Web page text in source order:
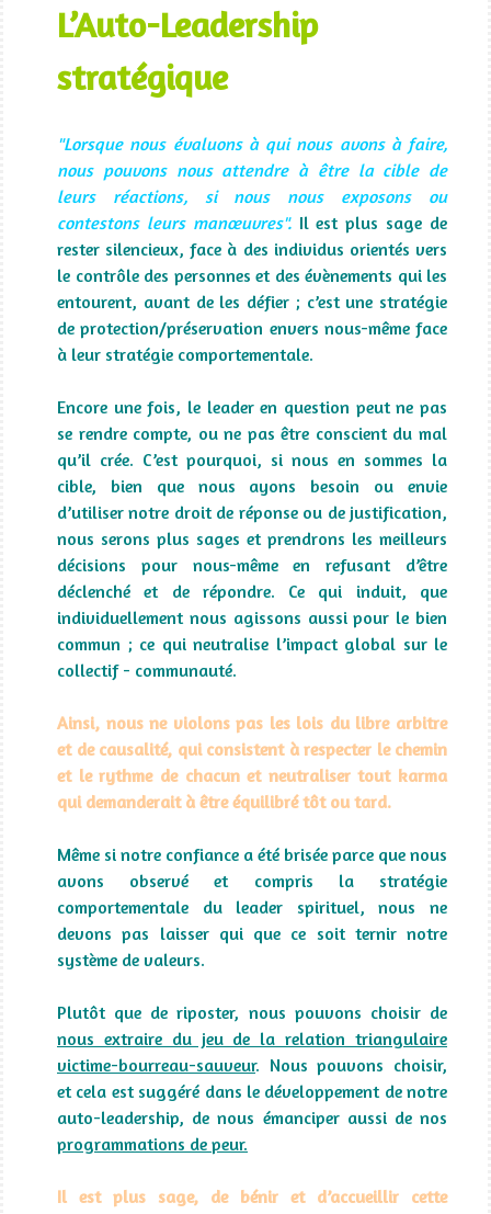
L’Auto-Leadership
stratégique
"Lorsque nous évaluons à qui nous avons à faire,
nous pouvons nous attendre à être la cible de
leurs réactions, si nous nous exposons ou
contestons leurs manœuvres".Il est plus sage de
rester silencieux, face à des individus orientés vers
le contrôle des personnes et des évènements qui les
entourent, avant de les défier ; c’est une stratégie
de protection/préservation envers nous-même face
à leur stratégie comportementale.
Encore une fois, le leader en question peut ne pas
se rendre compte, ou ne pas être conscient du mal
qu’il crée. C’est pourquoi, si nous en sommes la
cible, bien que nous ayons besoin ou envie
d’utiliser notre droit de réponse ou de justification,
nous serons plus sages et prendrons les meilleurs
décisions pour nous-même en refusant d’être
déclenché et de répondre. Ce qui induit, que
individuellement nous agissons aussi pour le bien
commun ; ce qui neutralise l’impact global sur le
collectif - communauté.
Ainsi, nous ne violons pas les lois du libre arbitre
et de causalité, qui consistent à respecter le chemin
et le rythme de chacun et neutraliser tout karma
qui demanderait à être équilibré tôt ou tard.
Même si notre confiance a été brisée parce que nous
avons observé et compris la stratégie
comportementale du leader spirituel, nous ne
devons pas laisser qui que ce soit ternir notre
système de valeurs.
Plutôt que de riposter, nous pouvons choisir de
nous extraire du jeu de la relation triangulaire
victime-bourreau-sauveur. Nous pouvons choisir,
et cela est suggéré dans le développement de notre
auto-leadership, de nous émanciper aussi de nos
programmations de peur.
Il est plus sage, de bénir et d’accueillir cette